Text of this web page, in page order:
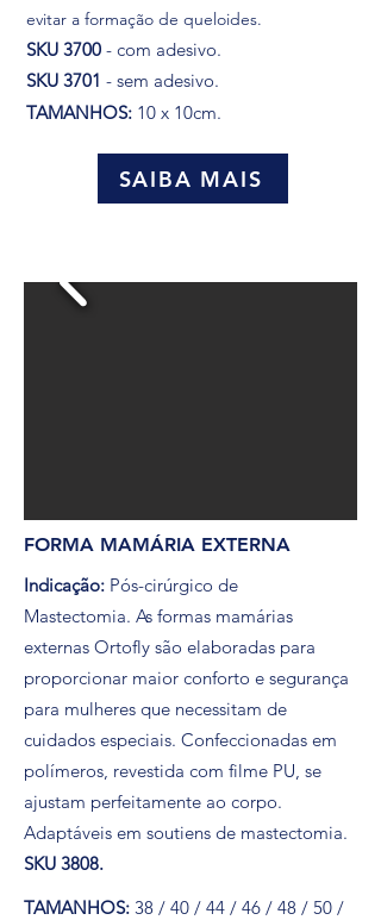
evitar a formação de queloides.
SKU 3700 - com adesivo.
SKU 3701 - sem adesivo.
TAMANHOS: 10 x 10cm.
SAIBA MAIS
FORMA MAMÁRIA EXTERNA
Indicação: Pós-cirúrgico de
Mastectomia. As formas mamárias
externas Ortofly são elaboradas para
proporcionar maior conforto e segurança
para mulheres que necessitam de
cuidados especiais. Confeccionadas em
polímeros, revestida com filme PU, se
ajustam perfeitamente ao corpo.
Adaptáveis em soutiens de mastectomia.
SKU 3808.
TAMANHOS: 38 / 40 / 44 / 46 / 48 / 50 /